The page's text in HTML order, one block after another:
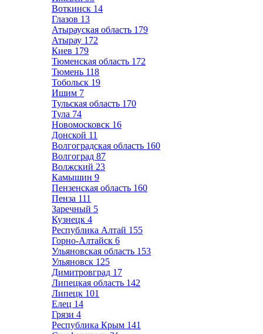
Воткинск 14
Глазов 13
Атырауская область 179
Атырау 172
Киев 179
Тюменская область 172
Тюмень 118
Тобольск 19
Ишим 7
Тульская область 170
Тула 74
Новомосковск 16
Донской 11
Волгоградская область 160
Волгоград 87
Волжский 23
Камышин 9
Пензенская область 160
Пенза 111
Заречный 5
Кузнецк 4
Республика Алтай 155
Горно-Алтайск 6
Ульяновская область 153
Ульяновск 125
Димитровград 17
Липецкая область 142
Липецк 101
Елец 14
Грязи 4
Республика Крым 141